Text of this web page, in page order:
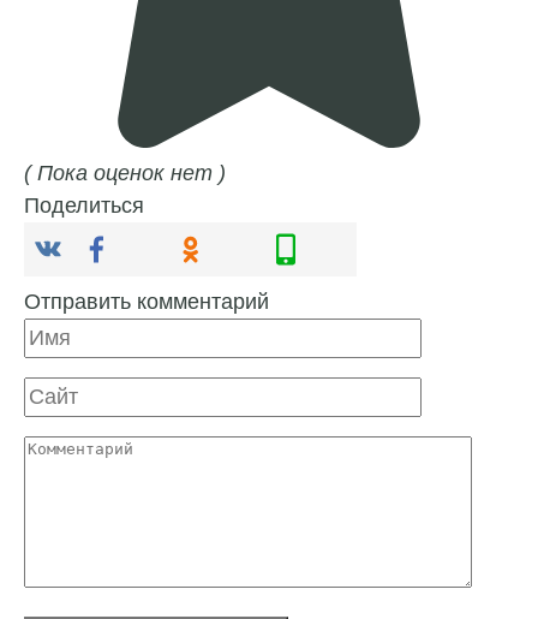
( Пока оценок нет )
Поделиться
Отправить комментарий
Имя
Сайт
Комментарий